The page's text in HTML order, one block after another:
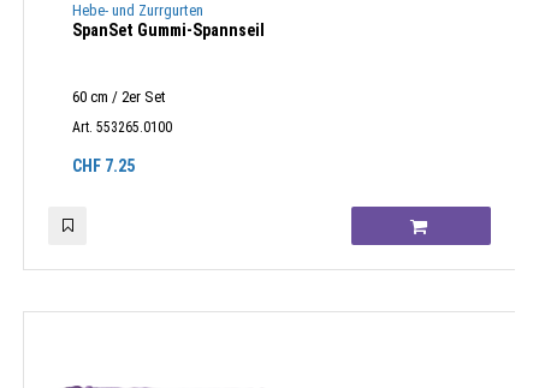
Hebe- und Zurrgurten
SpanSet Gummi-Spannseil
60 cm / 2er Set
Art. 553265.0100
CHF 7.25